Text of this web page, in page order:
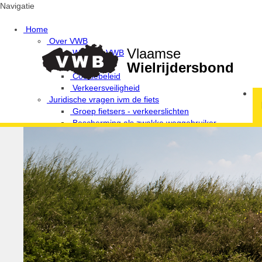
Navigatie
Home
Over VWB
Waarom VWB
Privacy
Cookiebeleid
Verkeersveiligheid
Juridische vragen ivm de fiets
Groep fietsers - verkeerslichten
Bescherming als zwakke weggebruiker
Ethiek / Integriteit / Verkeersregels
Fiets Wijs!
Campagne Fietsen in harmonie
De 10 geboden van de wielertoerist / MTB'er
Verkeerswetgeving voor fietsers
Antidoping
Verantwoordelijke Integriteit / Ethiek
Media & wedstrijden
VWB Foto-Challenges
Foto-challenge 2020
Vlaamse
Wielrijdersbond